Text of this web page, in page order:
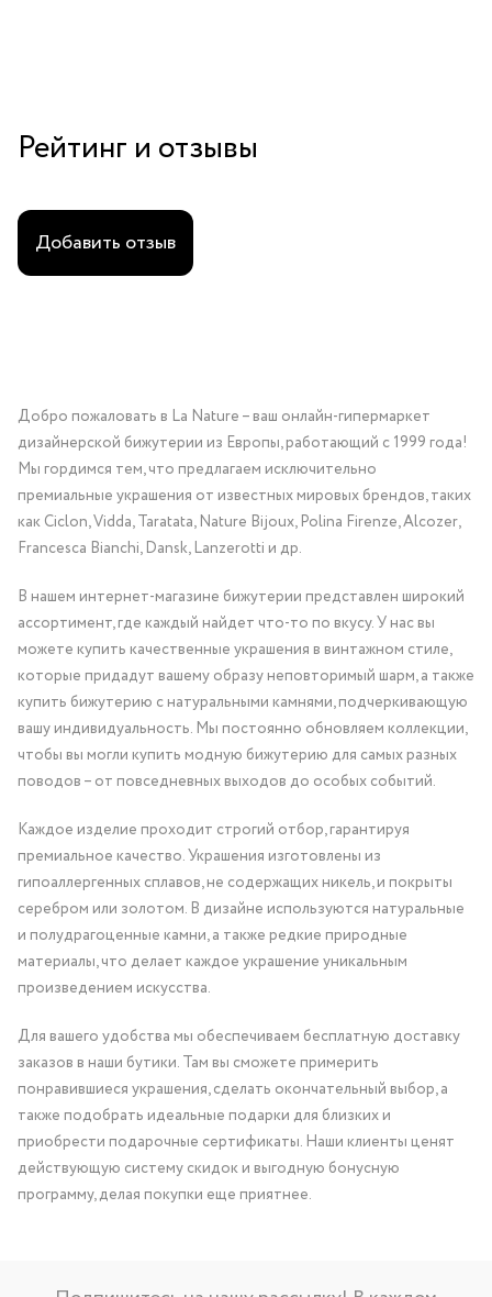
Рейтинг и отзывы
Добавить отзыв
Добро пожаловать в La Nature – ваш онлайн-гипермаркет
дизайнерской бижутерии из Европы, работающий с 1999 года!
Мы гордимся тем, что предлагаем исключительно
премиальные украшения от известных мировых брендов, таких
как Ciclon, Vidda, Taratata, Nature Bijoux, Polina Firenze, Alcozer,
Francesca Bianchi, Dansk, Lanzerotti и др.
В нашем интернет-магазине бижутерии представлен широкий
ассортимент, где каждый найдет что-то по вкусу. У нас вы
можете купить качественные украшения в винтажном стиле,
которые придадут вашему образу неповторимый шарм, а также
купить бижутерию с натуральными камнями, подчеркивающую
вашу индивидуальность. Мы постоянно обновляем коллекции,
чтобы вы могли купить модную бижутерию для самых разных
поводов – от повседневных выходов до особых событий.
Каждое изделие проходит строгий отбор, гарантируя
премиальное качество. Украшения изготовлены из
гипоаллергенных сплавов, не содержащих никель, и покрыты
серебром или золотом. В дизайне используются натуральные
и полудрагоценные камни, а также редкие природные
материалы, что делает каждое украшение уникальным
произведением искусства.
Для вашего удобства мы обеспечиваем бесплатную доставку
заказов в наши бутики. Там вы сможете примерить
понравившиеся украшения, сделать окончательный выбор, а
также подобрать идеальные подарки для близких и
приобрести подарочные сертификаты. Наши клиенты ценят
действующую систему скидок и выгодную бонусную
программу, делая покупки еще приятнее.